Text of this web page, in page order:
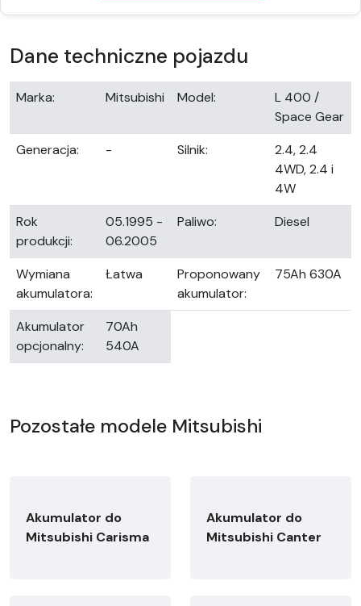
Dane techniczne pojazdu
Marka: Mitsubishi Model:
L 400 /
Space Gear
Generacja:
- Silnik:
2.4, 2.4
4WD, 2.4 i
4W
Rok
produkcji:
05.1995 -
06.2005
Paliwo: Diesel
Wymiana
akumulatora:
Łatwa
Proponowany
akumulator:
75Ah 630A
Akumulator
opcjonalny:
70Ah
540A
Pozostałe modele Mitsubishi
Akumulator do
Mitsubishi Carisma
Akumulator do
Mitsubishi Canter